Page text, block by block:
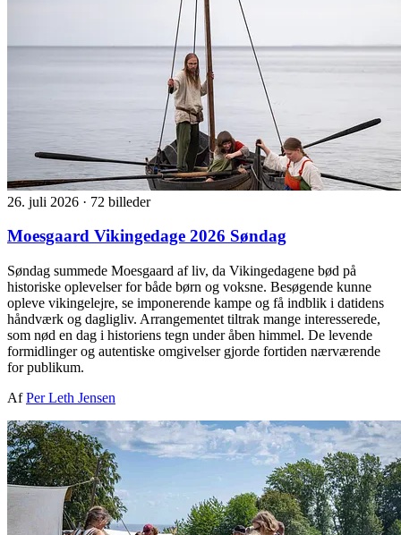
26. juli 2026 · 72 billeder
Moesgaard Vikingedage 2026 Søndag
Søndag summede Moesgaard af liv, da Vikingedagene bød på
historiske oplevelser for både børn og voksne. Besøgende kunne
opleve vikingelejre, se imponerende kampe og få indblik i datidens
håndværk og dagligliv. Arrangementet tiltrak mange interesserede,
som nød en dag i historiens tegn under åben himmel. De levende
formidlinger og autentiske omgivelser gjorde fortiden nærværende
for publikum.
AfPer Leth Jensen